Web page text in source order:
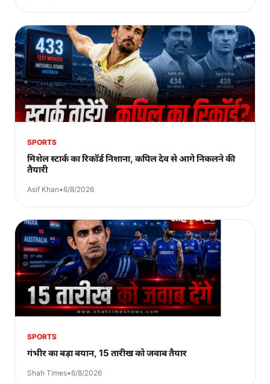
SPORTS
मिशेल स्टार्क का रिकॉर्ड निशाना, कपिल देव से आगे निकलने की
तैयारी
Asif Khan•6/8/2026
SPORTS
गंभीर का बड़ा बयान, 15 तारीख को जवाब तैयार
Shah Times•6/8/2026